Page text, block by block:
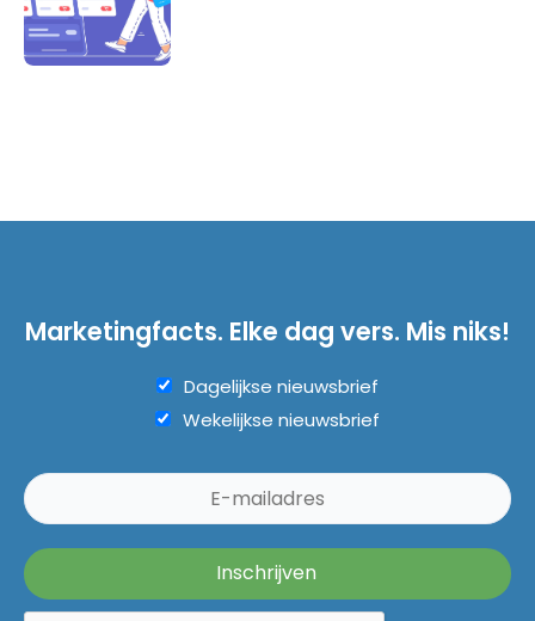
Marketingfacts. Elke dag vers. Mis niks!
Dagelijkse nieuwsbrief
Wekelijkse nieuwsbrief